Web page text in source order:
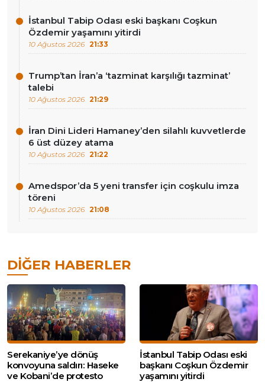
İstanbul Tabip Odası eski başkanı Coşkun
Özdemir yaşamını yitirdi
10 Ağustos 2026 21:33
Trump’tan İran’a ‘tazminat karşılığı tazminat’
talebi
10 Ağustos 2026 21:29
İran Dini Lideri Hamaney’den silahlı kuvvetlerde
6 üst düzey atama
10 Ağustos 2026 21:22
Amedspor’da 5 yeni transfer için coşkulu imza
töreni
10 Ağustos 2026 21:08
DIĞER HABERLER
Serekaniye’ye dönüş
konvoyuna saldırı: Haseke
ve Kobani’de protesto
İstanbul Tabip Odası eski
başkanı Coşkun Özdemir
yaşamını yitirdi